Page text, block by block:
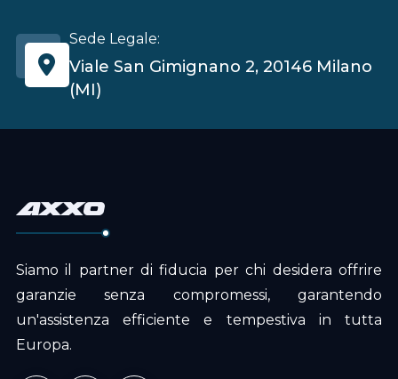
Sede Legale:
Viale San Gimignano 2, 20146 Milano
(MI)
axxo
Siamo il partner di fiducia per chi desidera offrire
garanzie senza compromessi, garantendo
un'assistenza efficiente e tempestiva in tutta
Europa.